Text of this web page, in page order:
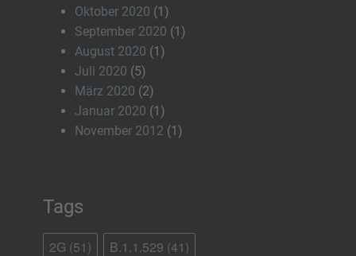
Oktober 2020 (1)
September 2020 (1)
August 2020 (1)
Juli 2020 (5)
März 2020 (2)
Januar 2020 (1)
November 2012 (1)
Tags
2G (51) B.1.1.529 (41)